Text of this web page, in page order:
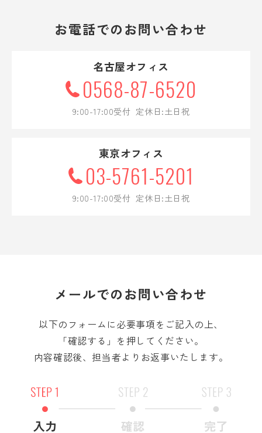
社会貢献する喜び。
CLOSE
お電話でのお問い合わせ
名古屋オフィス
0568-87-6520
9:00-17:00受付 定休日:土日祝
東京オフィス
03-5761-5201
9:00-17:00受付 定休日:土日祝
メールでのお問い合わせ
以下のフォームに必要事項をご記入の上、
「確認する」を押してください。
内容確認後、担当者よりお返事いたします。